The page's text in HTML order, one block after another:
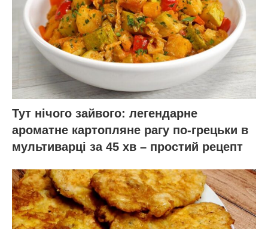
Тут нічого зайвого: легендарне
ароматне картопляне рагу по-грецьки в
мультиварці за 45 хв – простий рецепт